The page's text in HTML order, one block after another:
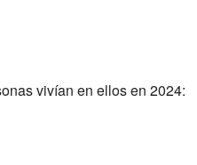
vivían en ellos en 2024: